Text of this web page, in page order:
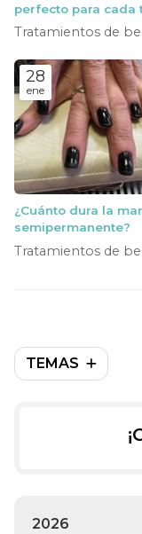
TEMAS
perfecto para cada
piel?
Tratamientos de
28
ene
¿Cuánto dura la
semipermanente?
Tratamientos de
2026